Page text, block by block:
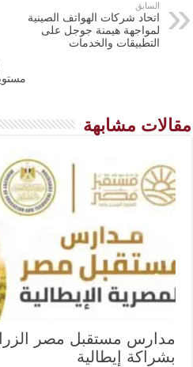
السابق
اتحاد شركات الهواتف الصينية
لمواجهة هيمنة جوجل على
التطبيقات والخدمات
مقالات مشابهة
بشراكة إيطالية